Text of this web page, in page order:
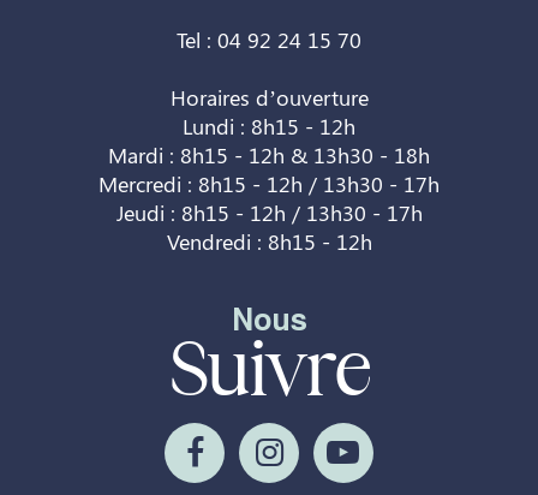
Tel : 04 92 24 15 70
Horaires d’ouverture
Lundi : 8h15 - 12h
Mardi : 8h15 - 12h & 13h30 - 18h
Mercredi : 8h15 - 12h / 13h30 - 17h
Jeudi : 8h15 - 12h / 13h30 - 17h
Vendredi : 8h15 - 12h
Nous
Suivre